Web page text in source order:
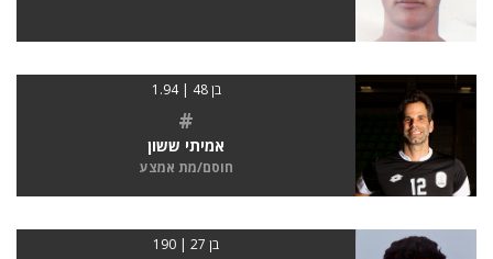
בן 48 | 1.94
#
אמיתי ששון
חוסם/מת אמצע
בן 27 | 190